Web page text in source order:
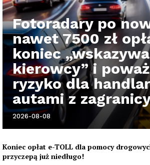
Fotoradary po
nawet 7500 zł
koniec
kierowcy” i
ryzyko dla
autami z
2026-08-08
Koniec opłat e-TOLL dla pomocy
przyczepą już niedługo!